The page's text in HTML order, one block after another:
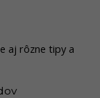
aj rôzne tipy a